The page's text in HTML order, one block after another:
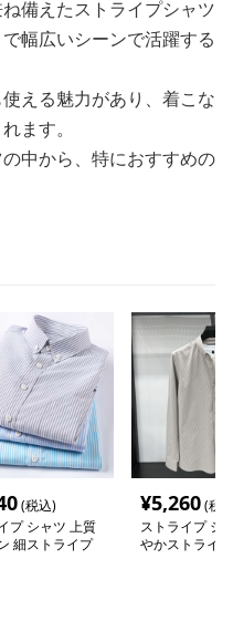
備えたストライプシャツ
幅広いシーンで活躍する
える魅力があり、着こな
ます。
中から、特におすすめの
(税込)
プ シャツ 上質
細ストライプ
¥5,260(税
ストライプ シ
やかストライ